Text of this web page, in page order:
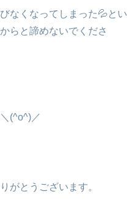
なくなってしまった💦とい
らと諦めないでくださ
(^o^)／
がとうございます。